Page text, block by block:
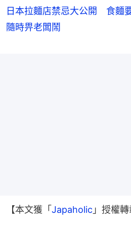
日本拉麵店禁忌大公開 食麵
隨時畀老闆鬧
【本文獲「 Japaholic 」授權轉